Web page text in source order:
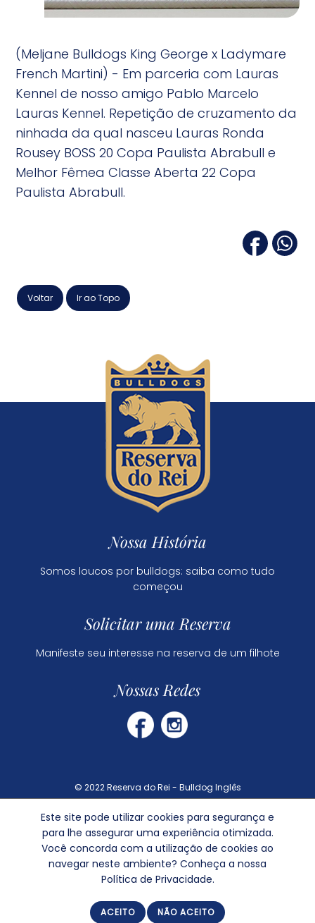
(Meljane Bulldogs King George x Ladymare
French Martini) - Em parceria com Lauras
Kennel de nosso amigo Pablo Marcelo
Lauras Kennel. Repetição de cruzamento da
ninhada da qual nasceu Lauras Ronda
Rousey BOSS 20 Copa Paulista Abrabull e
Melhor Fêmea Classe Aberta 22 Copa
Paulista Abrabull.
Voltar Ir ao Topo
Nossa História
Somos loucos por bulldogs: saiba como tudo
começou
Solicitar uma Reserva
Manifeste seu interesse na reserva de um filhote
Nossas Redes
© 2022 Reserva do Rei - Bulldog Inglês
Dúvidas Frequentes
Política de Privacidade
Este site pode utilizar cookies para segurança e
para lhe assegurar uma experiência otimizada.
Você concorda com a utilização de cookies ao
navegar neste ambiente? Conheça a nossa
Política de Privacidade.
ACEITO NÃO ACEITO